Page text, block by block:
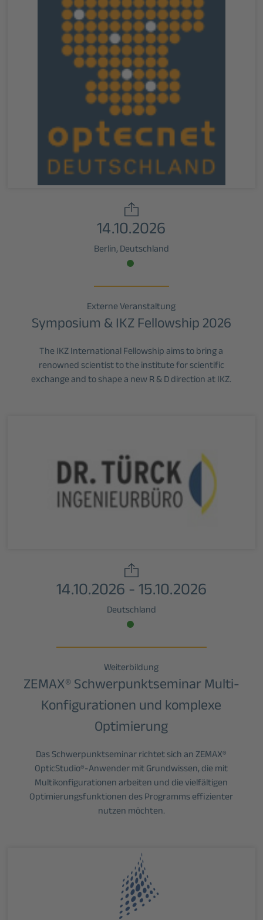
14.10.2026
Berlin, Deutschland
Externe Veranstaltung
Symposium & IKZ Fellowship 2026
The IKZ International Fellowship aims to bring a
renowned scientist to the institute for scientific
exchange and to shape a new R & D direction at IKZ.
14.10.2026 - 15.10.2026
Deutschland
Weiterbildung
ZEMAX® Schwerpunktseminar Multi-
Konfigurationen und komplexe
Optimierung
Das Schwerpunktseminar richtet sich an ZEMAX®
OpticStudio®-Anwender mit Grundwissen, die mit
Multikonfigurationen arbeiten und die vielfältigen
Optimierungsfunktionen des Programms effizienter
nutzen möchten.